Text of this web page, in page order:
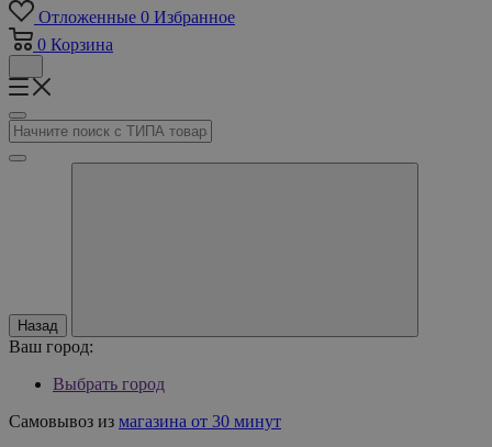
Отложенные 0 Избранное
0 Корзина
Назад
Ваш город:
Выбрать город
Самовывоз из магазина от 30 минут